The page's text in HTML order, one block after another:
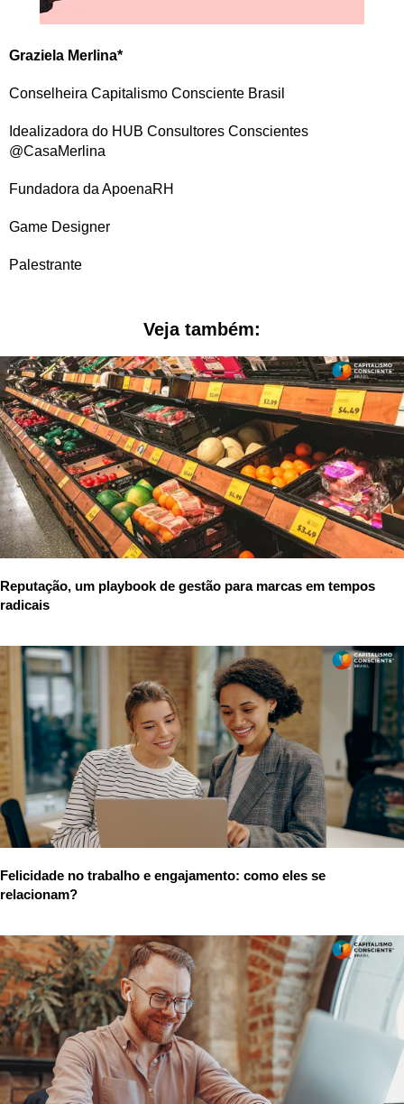
Graziela Merlina*
Conselheira Capitalismo Consciente Brasil
Idealizadora do HUB Consultores Conscientes
@CasaMerlina
Fundadora da ApoenaRH
Game Designer
Palestrante
Veja também:
Reputação, um playbook de gestão para marcas em tempos
radicais
Felicidade no trabalho e engajamento: como eles se
relacionam?